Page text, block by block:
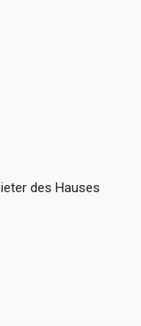
des Hauses